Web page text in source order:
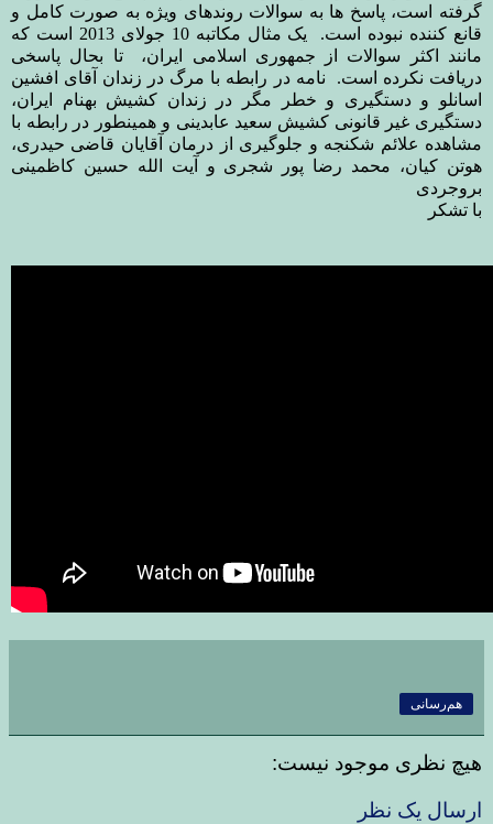
گرفته است، پاسخ ها به سوالات روندهای ویژه به صورت کامل و
قانع کننده نبوده است. یک مثال مکاتبه 10 جولای 2013 است که
مانند اکثر سوالات از جمهوری اسلامی ایران، تا بحال پاسخی
دریافت نکرده است. نامه در رابطه با مرگ در زندان آقای افشین
اسانلو و دستگیری و خطر مگر در زندان کشیش بهنام ایران،
دستگیری غیر قانونی کشیش سعید عابدینی و همینطور در رابطه با
مشاهده علائم شکنجه و جلوگیری از درمان آقایان قاضی حیدری،
هوتن کیان، محمد رضا پور شجری و آیت الله حسین کاظمینی
بروجردی
با تشکر
هم‌رسانی
هیچ نظری موجود نیست:
ارسال یک نظر